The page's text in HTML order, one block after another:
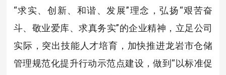
“求实、创新、和谐、发展”理念，弘扬“艰苦奋
斗、敬业爱库、求真务实”的企业精神，立足公司
实际，突出技能人才培育，加快推进龙岩市仓储
管理规范化提升行动示范点建设，做到“以标准促